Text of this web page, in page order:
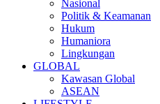
Nasional
Politik & Keamanan
Hukum
Humaniora
Lingkungan
GLOBAL
Kawasan Global
ASEAN